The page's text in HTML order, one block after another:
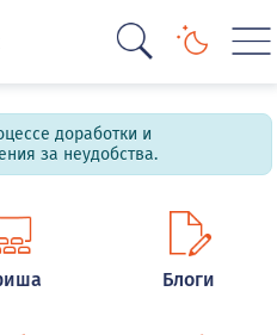
доработки и
за неудобства.
Блоги